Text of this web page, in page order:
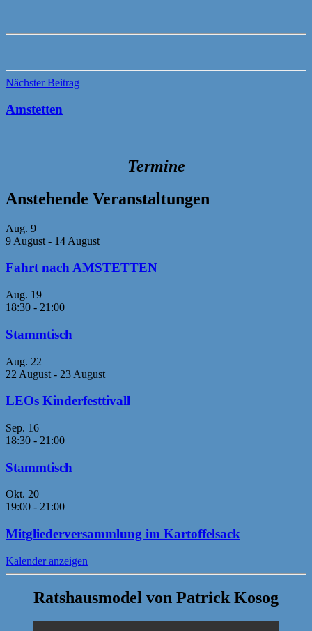
Beitragsnavigation
Nächster Beitrag
Amstetten
Termine
Anstehende Veranstaltungen
Aug. 9
9 August - 14 August
Fahrt nach AMSTETTEN
Aug. 19
18:30 - 21:00
Stammtisch
Aug. 22
22 August - 23 August
LEOs Kinderfesttivall
Sep. 16
18:30 - 21:00
Stammtisch
Okt. 20
19:00 - 21:00
Mitgliederversammlung im Kartoffelsack
Kalender anzeigen
Ratshausmodel von Patrick Kosog